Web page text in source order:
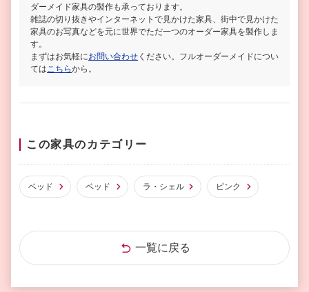
ダーメイド家具の製作も承っております。
雑誌の切り抜きやインターネットで見かけた家具、街中で見かけた
家具のお写真などを元に世界でただ一つのオーダー家具を製作しま
す。
まずはお気軽にお問い合わせ ください。フルオーダーメイドについ
ては こちらから。
この家具のカテゴリー
ベッド ベッド ラ・シェル ピンク
一覧に戻る